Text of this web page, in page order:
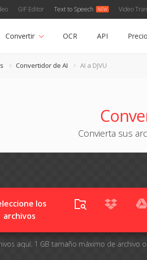
GIF Editor Text to Speech Video
Convertir OCR API Precio
Convertidor de AI AI a DJVU
Convierta sus
los
archivos
aquí. 1 GB tamaño máximo de archivo o